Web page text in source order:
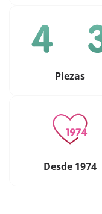
Piezas
Desde 1974